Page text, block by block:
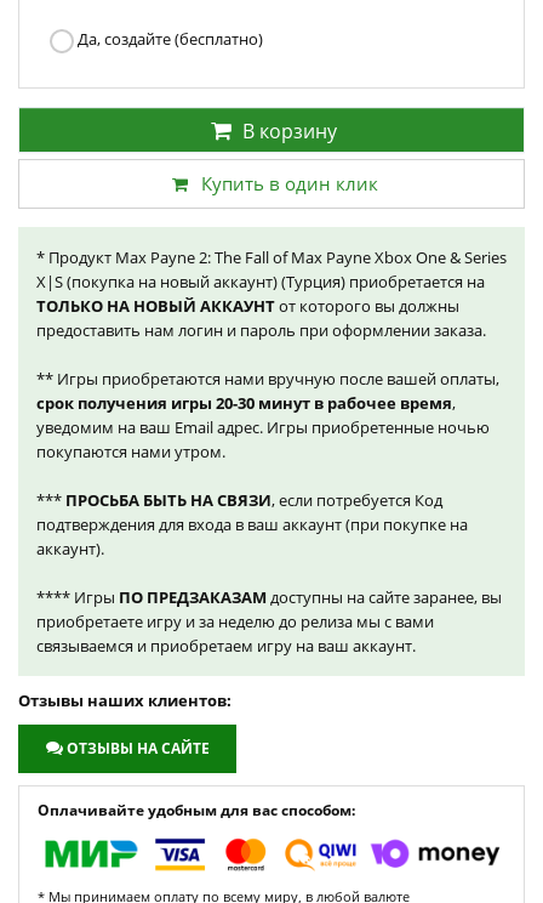
Да, создайте (бесплатно)
В корзину
Купить в один клик
* Продукт Max Payne 2: The Fall of Max Payne Xbox One & Series
X|S (покупка на новый аккаунт) (Турция) приобретается на
ТОЛЬКО НА НОВЫЙ АККАУНТот которого вы должны
предоставить нам логин и пароль при оформлении заказа.
** Игры приобретаются нами вручную после вашей оплаты,
срок получения игры 20-30 минут в рабочее время,
уведомим на ваш Email адрес. Игры приобретенные ночью
покупаются нами утром.
*** ПРОСЬБА БЫТЬ НА СВЯЗИ, если потребуется Код
подтверждения для входа в ваш аккаунт (при покупке на
аккаунт).
**** Игры ПО ПРЕДЗАКАЗАМ доступны на сайте заранее, вы
приобретаете игру и за неделю до релиза мы с вами
связываемся и приобретаем игру на ваш аккаунт.
Отзывы наших клиентов:
ОТЗЫВЫ НА САЙТЕ
Оплачивайте удобным для вас способом:
* Мы принимаем оплату по всему миру, в любой валюте